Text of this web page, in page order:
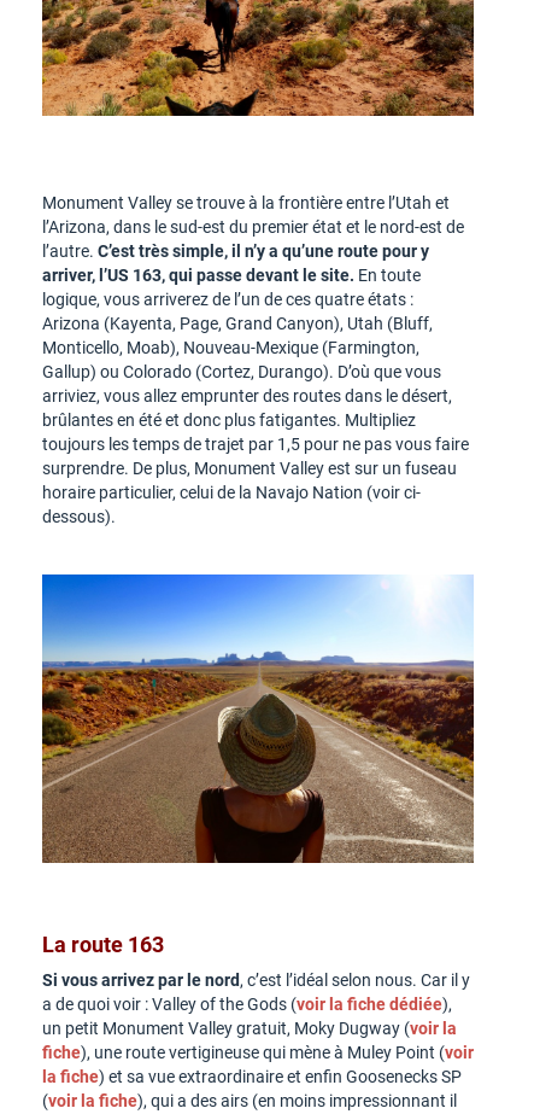
Monument Valley se trouve à la frontière entre l’Utah et
l’Arizona, dans le sud-est du premier état et le nord-est de
l’autre. C’est très simple, il n’y a qu’une route pour y
arriver, l’US 163, qui passe devant le site. En toute
logique, vous arriverez de l’un de ces quatre états :
Arizona (Kayenta, Page, Grand Canyon), Utah (Bluff,
Monticello, Moab), Nouveau-Mexique (Farmington,
Gallup) ou Colorado (Cortez, Durango). D’où que vous
arriviez, vous allez emprunter des routes dans le désert,
brûlantes en été et donc plus fatigantes. Multipliez
toujours les temps de trajet par 1,5 pour ne pas vous faire
surprendre. De plus, Monument Valley est sur un fuseau
horaire particulier, celui de la Navajo Nation (voir ci-
dessous).
La route 163
Si vous arrivez par le nord, c’est l’idéal selon nous. Car il y
a de quoi voir : Valley of the Gods (voir la fiche dédiée),
un petit Monument Valley gratuit, Moky Dugway (voir la
fiche), une route vertigineuse qui mène à Muley Point (voir
la fiche) et sa vue extraordinaire et enfin Goosenecks SP
(voir la fiche), qui a des airs (en moins impressionnant il